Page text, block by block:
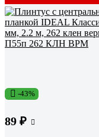
-43%
89 ₽